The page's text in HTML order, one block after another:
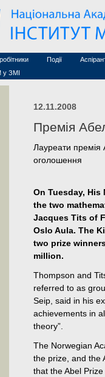
дослідники
персонал
Події
Конференції
Курси з
у ЗМІ
12.11.2008
Премія
Лауреати премія
оголошення
On Tuesday, His
the two
Jacques Tits of
Oslo Aula. The
two prize
million.
Thompson and
referred to as
Seip, said in his
achievements in
theory”.
The Norwegian
the prize, and the
that the Abel